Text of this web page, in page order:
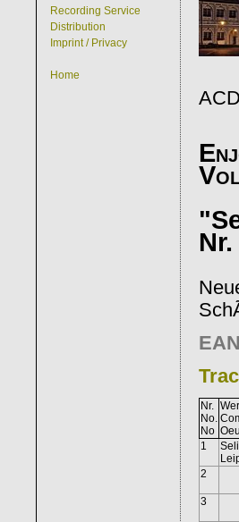
Recording Service
Distribution
Imprint / Privacy
Home
Nr.
Nr.
No.
No
1
2
3